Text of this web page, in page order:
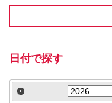
日付で探す